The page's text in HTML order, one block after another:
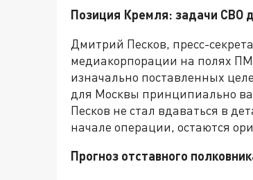
Позиция Кремля: задачи СВО
Дмитрий Песков, пресс-
медиакорпорации на полях
изначально поставленных
для Москвы принципиально
Песков не стал вдаваться в
начале операции, остаются
Прогноз отставного